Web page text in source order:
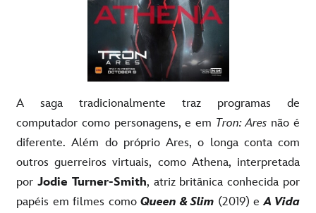
A saga tradicionalmente traz programas de
computador como personagens, e em Tron: Ares não é
diferente. Além do próprio Ares, o longa conta com
outros guerreiros virtuais, como Athena, interpretada
por Jodie Turner-Smith, atriz britânica conhecida por
papéis em filmes como Queen & Slim (2019) eA Vida